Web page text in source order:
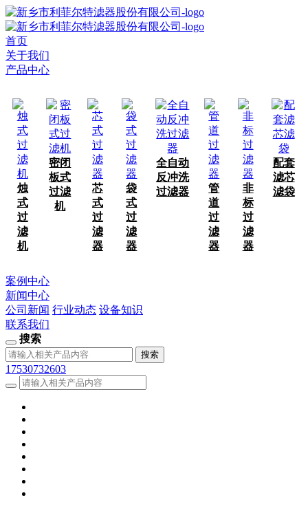
首页
关于我们
产品中心
烛
式
过
滤
机
密闭
板式
过滤
机
芯
式
过
滤
器
袋
式
过
滤
器
全自动
反冲洗
过滤器
管
道
过
滤
器
非
标
过
滤
器
配套
滤芯
滤袋
案例中心
新闻中心
公司新闻 行业动态 设备知识
联系我们
搜索
17530732603